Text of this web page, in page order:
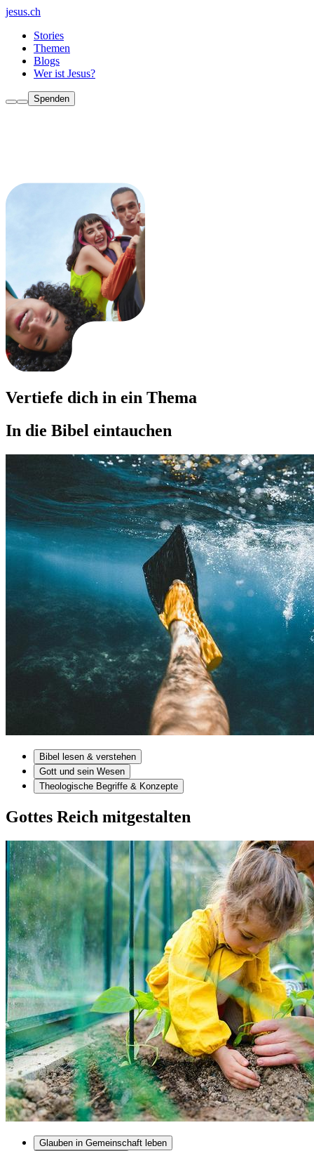
jesus.ch
Stories
Themen
Blogs
Wer ist Jesus?
Spenden
Vertiefe dich in ein Thema
In die Bibel eintauchen
Bibel lesen & verstehen
Gott und sein Wesen
Theologische Begriffe & Konzepte
Gottes Reich mitgestalten
Glauben in Gemeinschaft leben